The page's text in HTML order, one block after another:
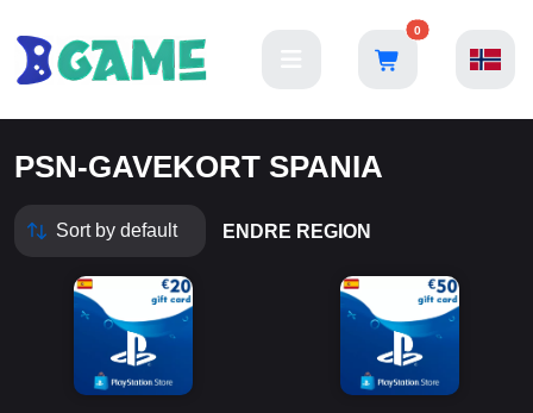
0
PSN-GAVEKORT SPANIA
ENDRE REGION